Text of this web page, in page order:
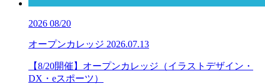
2026 08/20
オープンカレッジ 2026.07.13
【8/20開催】オープンカレッジ（イラストデザイン・
DX・eスポーツ）